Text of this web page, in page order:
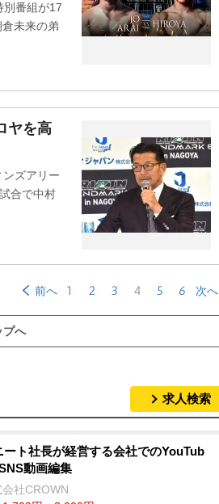
別番組が17
未来の弟
ヤを高
ズアリー
合で中村
前へ 1 2 3 4 5 6 次へ
プへ
求人検索
ート社長が経営する会社でのYouTub
動画編集
社CROWN